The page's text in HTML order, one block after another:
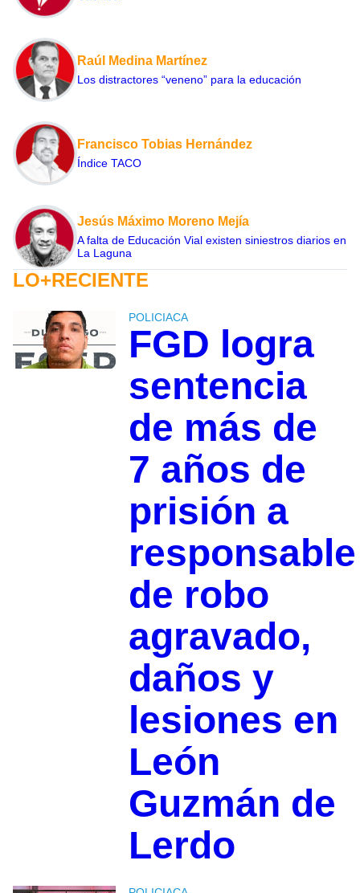
Raúl Medina Martínez
Los distractores “veneno” para la educación
Francisco Tobias Hernández
Índice TACO
Jesús Máximo Moreno Mejía
A falta de Educación Vial existen siniestros diarios en
La Laguna
LO+RECIENTE
POLICIACA
FGD logra
sentencia
de más de
7 años de
prisión a
responsable
de robo
agravado,
daños y
lesiones en
León
Guzmán de
Lerdo